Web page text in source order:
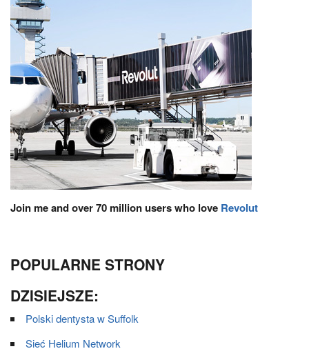
Join me and over 70 million users who love Revolut
POPULARNE STRONY
DZISIEJSZE:
Polski dentysta w Suffolk
Sieć Helium Network